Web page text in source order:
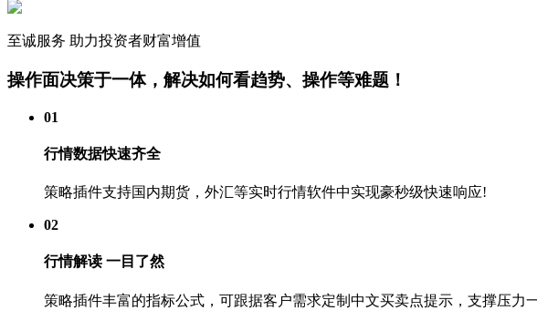
至诚服务 助力投资者财富增值
操作面决策于一体，解决如何看趋势、操作等难题！
01
行情数据快速齐全
策略插件支持国内期货，外汇等实时行情软件中实现豪秒级快速响应!
02
行情解读 一目了然
策略插件丰富的指标公式，可跟据客户需求定制中文买卖点提示，支撑压力